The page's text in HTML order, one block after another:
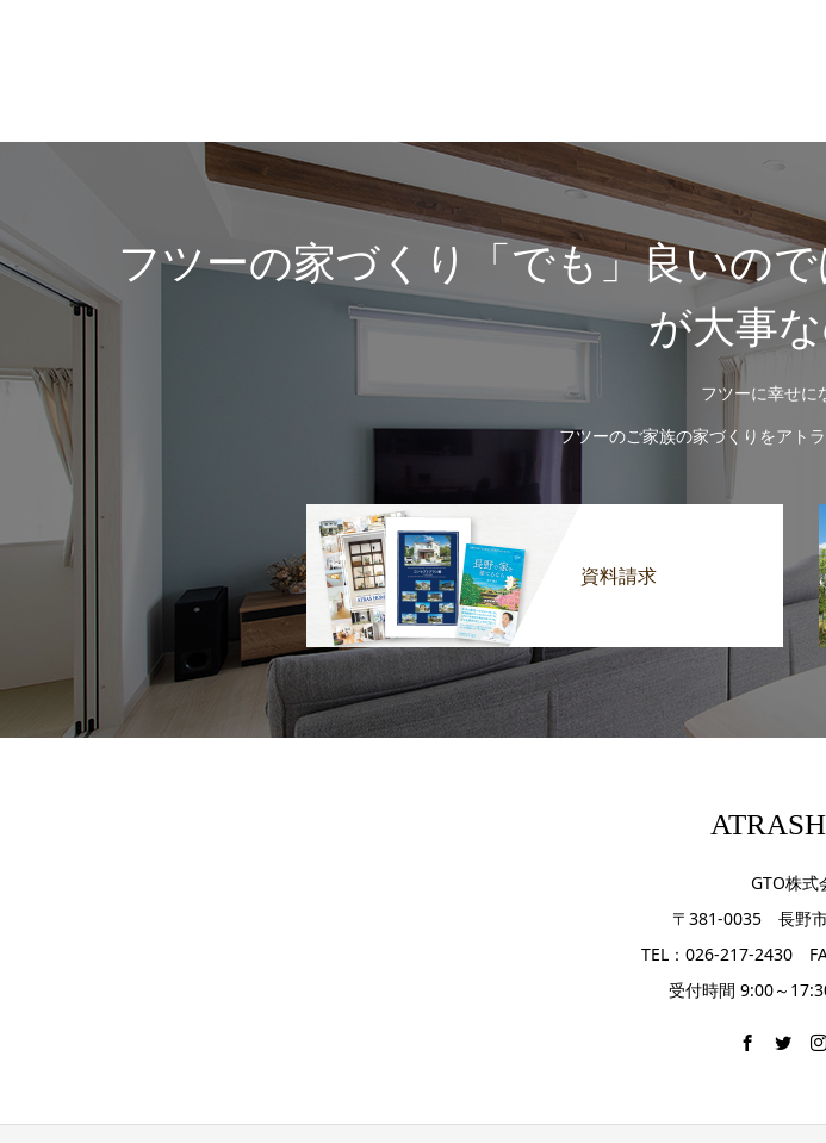
フツーの家づくり「でも」良いの
が大事
フツーに幸せ
フツーのご家族の家づくりをアト
資料請求
GTO株式
〒381-0035 長野
TEL：026-217-2430
受付時間 9:00～